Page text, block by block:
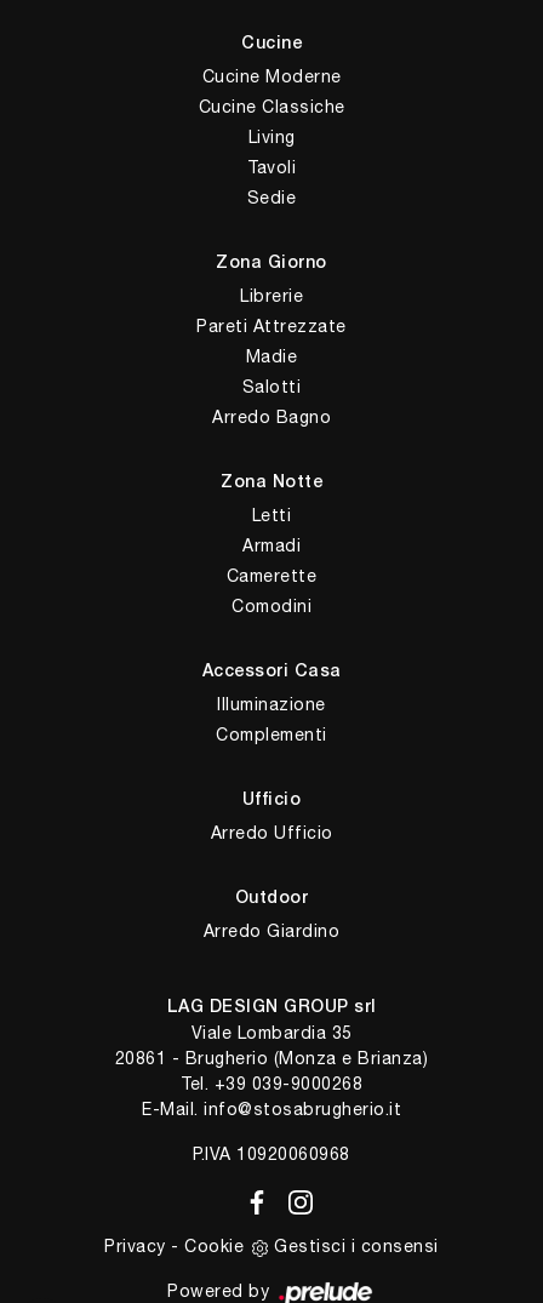
Cucine
Cucine Moderne
Cucine Classiche
Living
Tavoli
Sedie
Zona Giorno
Librerie
Pareti Attrezzate
Madie
Salotti
Arredo Bagno
Zona Notte
Letti
Armadi
Camerette
Comodini
Accessori Casa
Illuminazione
Complementi
Ufficio
Arredo Ufficio
Outdoor
Arredo Giardino
LAG DESIGN GROUP srl
Viale Lombardia 35
20861 - Brugherio (Monza e Brianza)
Tel. +39 039-9000268
E-Mail. info@stosabrugherio.it
P.IVA 10920060968
Privacy -Cookie Gestisci i consensi
Powered by